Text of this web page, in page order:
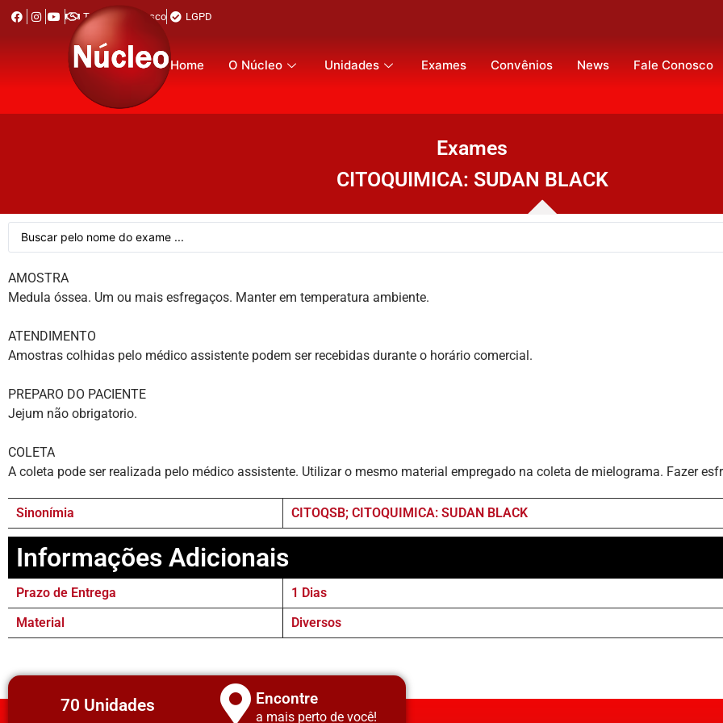
Trabalhe Conosco LGPD
Home O Núcleo Unidades Exames Convênios News Fale Conosco
Exames
CITOQUIMICA: SUDAN BLACK
AMOSTRA
Medula óssea. Um ou mais esfregaços. Manter em temperatura ambiente.
ATENDIMENTO
Amostras colhidas pelo médico assistente podem ser recebidas durante o horário comercial.
PREPARO DO PACIENTE
Jejum não obrigatorio.
COLETA
A coleta pode ser realizada pelo médico assistente. Utilizar o mesmo material empregado na coleta de mielograma. Fazer
Sinonímia CITOQSB; CITOQUIMICA: SUDAN BLACK
Informações Adicionais
Prazo de Entrega
1 Dias
Material
Diversos
70 Unidades Encontre
a mais perto de você!